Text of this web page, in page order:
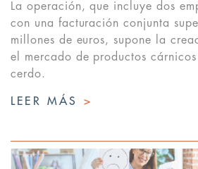
La operación, que incluye dos
con una facturación conjunta
millones de euros, supone la
el mercado de productos cárnicos
cerdo.
LEER MÁS >